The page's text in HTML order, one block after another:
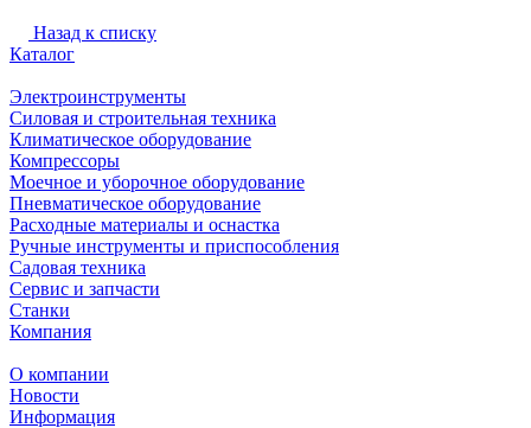
Назад к списку
Каталог
Электроинструменты
Силовая и строительная техника
Климатическое оборудование
Компрессоры
Моечное и уборочное оборудование
Пневматическое оборудование
Расходные материалы и оснастка
Ручные инструменты и приспособления
Садовая техника
Сервис и запчасти
Станки
Компания
О компании
Новости
Информация